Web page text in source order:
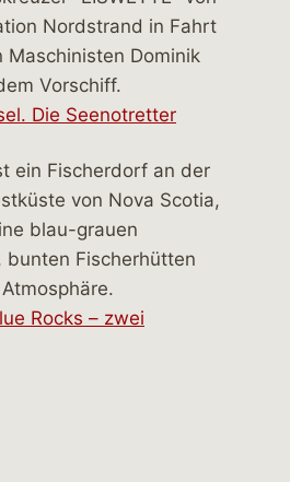
Die Seenotretter
Rocks – zwei